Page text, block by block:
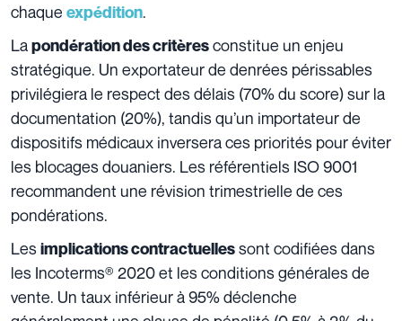
chaque expédition.
Lapondération des critèresconstitue un enjeu
stratégique. Un exportateur de denrées périssables
privilégiera le respect des délais (70% du score) sur la
documentation (20%), tandis qu’un importateur de
dispositifs médicaux inversera ces priorités pour éviter
les blocages douaniers. Les référentiels ISO 9001
recommandent une révision trimestrielle de ces
pondérations.
Lesimplications contractuellessont codifiées dans
les Incoterms® 2020 et les conditions générales de
vente. Un taux inférieur à 95% déclenche